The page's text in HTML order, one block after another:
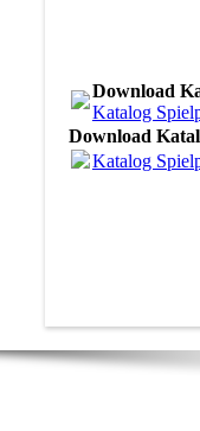
Download
Katalog
Download
Katalog